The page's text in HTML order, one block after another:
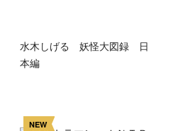
水木しげる 妖怪大図録 日
本編
NEW